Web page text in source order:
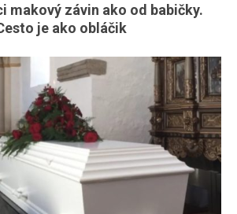
makový závin ako od babičky.
je ako obláčik